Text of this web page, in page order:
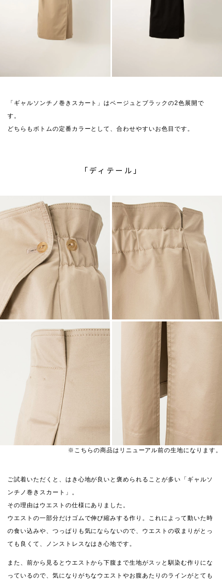
「ギャルソンチノ巻きスカート」はベージュとブラックの2色展開で
す。
どちらもボトムの定番カラーとして、合わせやすいお色目です。
「ディテール」
※こちらの商品はリニューアル前の生地になります。
ご試着いただくと、はき心地が良いと褒められることが多い「ギャルソ
ンチノ巻きスカート」。
その理由はウエストの仕様にありました。
ウエストの一部分だけゴムで伸び縮みする作り。これによって動いた時
の食い込みや、つっぱりも気にならないので、ウエストの収まりがとっ
ても良くて、ノンストレスなはき心地です。
また、前から見るとウエストから下腹まで生地がスッと馴染む作りにな
っているので、気になりがちなウエストやお腹あたりのラインがとても